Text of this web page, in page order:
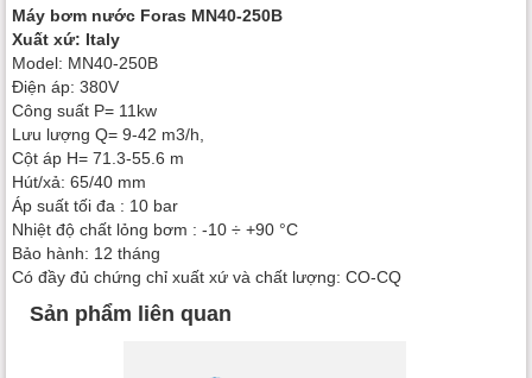
Máy bơm nước Foras MN40-250B
Xuất xứ: Italy
Model: MN40-250B
Điện áp: 380V
Công suất P= 11kw
Lưu lượng Q= 9-42 m3/h,
Cột áp H= 71.3-55.6 m
Hút/xả: 65/40 mm
Áp suất tối đa : 10 bar
Nhiệt độ chất lỏng bơm : -10 ÷ +90 °C
Bảo hành: 12 tháng
Có đầy đủ chứng chỉ xuất xứ và chất lượng: CO-CQ
Sản phẩm liên quan